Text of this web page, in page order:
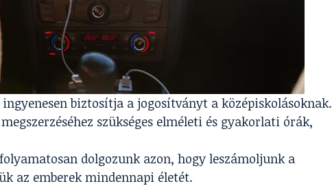
biztosítja a jogosítványt a középiskolásoknak.
szükséges elméleti és gyakorlati órák,
dolgozunk azon, hogy leszámoljunk a
az emberek mindennapi életét.